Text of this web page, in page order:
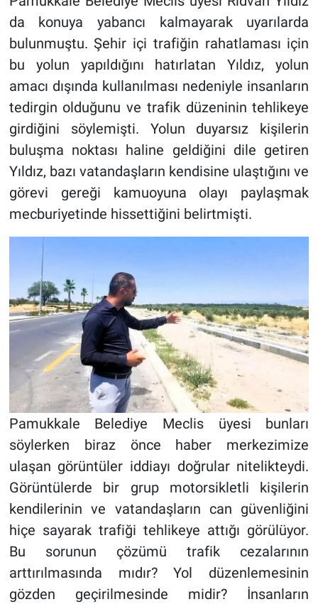
da konuya yabancı kalmayarak uyarılarda
bulunmuştu. Şehir içi trafiğin rahatlaması için
bu yolun yapıldığını hatırlatan Yıldız, yolun
amacı dışında kullanılması nedeniyle insanların
tedirgin olduğunu ve trafik düzeninin tehlikeye
girdiğini söylemişti. Yolun duyarsız kişilerin
buluşma noktası haline geldiğini dile getiren
Yıldız, bazı vatandaşların kendisine ulaştığını ve
görevi gereği kamuoyuna olayı paylaşmak
mecburiyetinde hissettiğini belirtmişti.
Pamukkale Belediye Meclis üyesi bunları
söylerken biraz önce haber merkezimize
ulaşan görüntüler iddiayı doğrular nitelikteydi.
Görüntülerde bir grup motorsikletli kişilerin
kendilerinin ve vatandaşların can güvenliğini
hiçe sayarak trafiği tehlikeye attığı görülüyor.
Bu sorunun çözümü trafik cezalarının
arttırılmasında mıdır? Yol düzenlemesinin
gözden geçirilmesinde midir? İnsanların